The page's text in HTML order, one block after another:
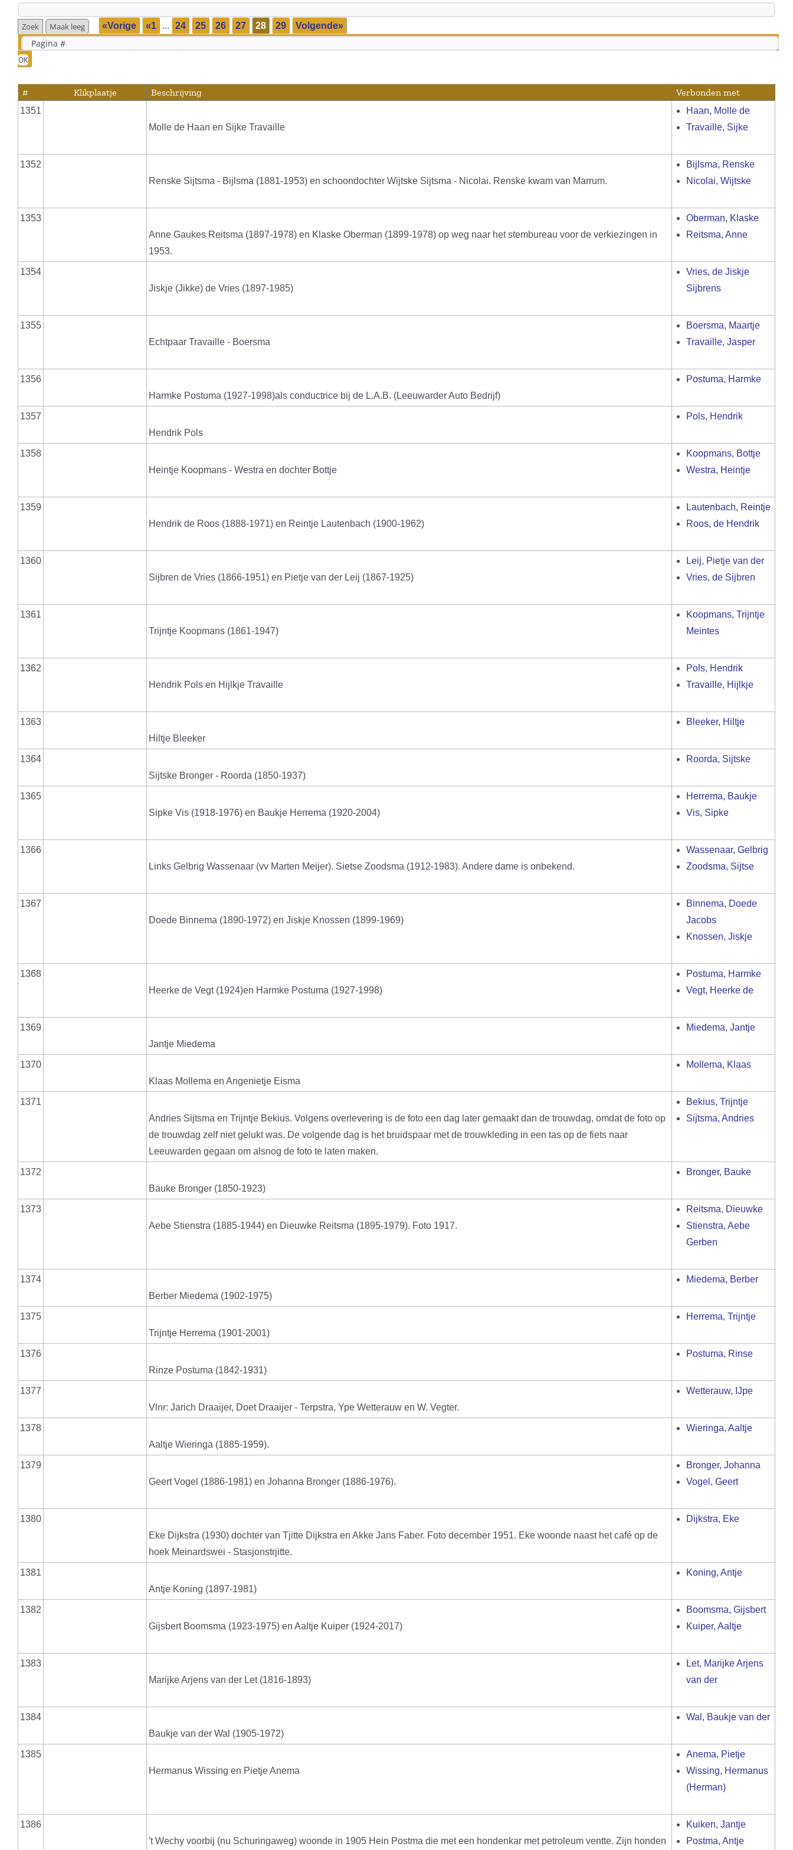
«Vorige «1 ... 24 25 26 27 28 29 Volgende»
# Klikplaatje Beschrijving Verbonden met
1351
Molle de Haan en Sijke Travaille
Haan, Molle de
Travaille, Sijke
1352
Renske Sijtsma - Bijlsma (1881-1953) en schoondochter Wijtske Sijtsma - Nicolai. Renske kwam van Marrum.
Bijlsma, Renske
Nicolai, Wijtske
1353
Anne Gaukes Reitsma (1897-1978) en Klaske Oberman (1899-1978) op weg naar het stembureau voor de verkiezingen in
1953.
Oberman, Klaske
Reitsma, Anne
1354
Jiskje (Jikke) de Vries (1897-1985)
Vries, de Jiskje
Sijbrens
1355
Echtpaar Travaille - Boersma
Boersma, Maartje
Travaille, Jasper
1356
Harmke Postuma (1927-1998)als conductrice bij de L.A.B. (Leeuwarder Auto Bedrijf)
Postuma, Harmke
1357
Hendrik Pols
Pols, Hendrik
1358
Heintje Koopmans - Westra en dochter Bottje
Koopmans, Bottje
Westra, Heintje
1359
Hendrik de Roos (1888-1971) en Reintje Lautenbach (1900-1962)
Lautenbach, Reintje
Roos, de Hendrik
1360
Sijbren de Vries (1866-1951) en Pietje van der Leij (1867-1925)
Leij, Pietje van der
Vries, de Sijbren
1361
Trijntje Koopmans (1861-1947)
Koopmans, Trijntje
Meintes
1362
Hendrik Pols en Hijlkje Travaille
Pols, Hendrik
Travaille, Hijlkje
1363
Hiltje Bleeker
Bleeker, Hiltje
1364
Sijtske Bronger - Roorda (1850-1937)
Roorda, Sijtske
1365
Sipke Vis (1918-1976) en Baukje Herrema (1920-2004)
Herrema, Baukje
Vis, Sipke
1366
Links Gelbrig Wassenaar (vv Marten Meijer). Sietse Zoodsma (1912-1983). Andere dame is onbekend.
Wassenaar, Gelbrig
Zoodsma, Sijtse
1367
Doede Binnema (1890-1972) en Jiskje Knossen (1899-1969)
Binnema, Doede
Jacobs
Knossen, Jiskje
1368
Heerke de Vegt (1924)en Harmke Postuma (1927-1998)
Postuma, Harmke
Vegt, Heerke de
1369
Jantje Miedema
Miedema, Jantje
1370
Klaas Mollema en Angenietje Eisma
Mollema, Klaas
1371
Andries Sijtsma en Trijntje Bekius. Volgens overlevering is de foto een dag later gemaakt dan de trouwdag, omdat de foto op
de trouwdag zelf niet gelukt was. De volgende dag is het bruidspaar met de trouwkleding in een tas op de fiets naar
Leeuwarden gegaan om alsnog de foto te laten maken.
Bekius, Trijntje
Sijtsma, Andries
1372
Bauke Bronger (1850-1923)
Bronger, Bauke
1373
Aebe Stienstra (1885-1944) en Dieuwke Reitsma (1895-1979). Foto 1917.
Reitsma, Dieuwke
Stienstra, Aebe
Gerben
1374
Berber Miedema (1902-1975)
Miedema, Berber
1375
Trijntje Herrema (1901-2001)
Herrema, Trijntje
1376
Rinze Postuma (1842-1931)
Postuma, Rinse
1377
Vlnr: Jarich Draaijer, Doet Draaijer - Terpstra, Ype Wetterauw en W. Vegter.
Wetterauw, IJpe
1378
Aaltje Wieringa (1885-1959).
Wieringa, Aaltje
1379
Geert Vogel (1886-1981) en Johanna Bronger (1886-1976).
Bronger, Johanna
Vogel, Geert
1380
Eke Dijkstra (1930) dochter van Tjitte Dijkstra en Akke Jans Faber. Foto december 1951. Eke woonde naast het café op de
hoek Meinardswei - Stasjonstrjitte.
Dijkstra, Eke
1381
Antje Koning (1897-1981)
Koning, Antje
1382
Gijsbert Boomsma (1923-1975) en Aaltje Kuiper (1924-2017)
Boomsma, Gijsbert
Kuiper, Aaltje
1383
Marijke Arjens van der Let (1816-1893)
Let, Marijke Arjens
van der
1384
Baukje van der Wal (1905-1972)
Wal, Baukje van der
1385
Hermanus Wissing en Pietje Anema
Anema, Pietje
Wissing, Hermanus
(Herman)
1386
't Wechy voorbij (nu Schuringaweg) woonde in 1905 Hein Postma die met een hondenkar met petroleum ventte. Zijn honden
Kuiken, Jantje
Postma, Antje